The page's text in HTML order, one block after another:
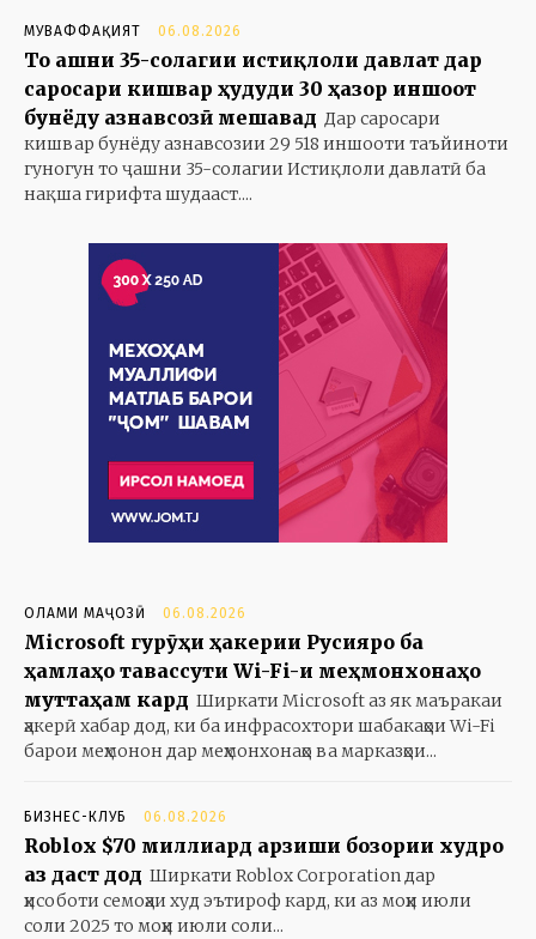
МУВАФФАҚИЯТ 06.08.2026
То ҷашни 35-солагии истиқлоли давлат дар
саросари кишвар ҳудуди 30 ҳазор иншоот
бунёду азнавсозӣ мешавад Дар саросари
кишвар бунёду азнавсозии 29 518 иншооти таъйиноти
гуногун то ҷашни 35-солагии Истиқлоли давлатӣ ба
нақша гирифта шудааст....
ОЛАМИ МАҶОЗӢ 06.08.2026
Microsoft гурӯҳи ҳакерии Русияро ба
ҳамлаҳо тавассути Wi-Fi-и меҳмонхонаҳо
муттаҳам кард Ширкати Microsoft аз як маъракаи
ҳакерӣ хабар дод, ки ба инфрасохтори шабакаҳои Wi-Fi
барои меҳмонон дар меҳмонхонаҳо ва марказҳои...
БИЗНЕС-КЛУБ 06.08.2026
Roblox $70 миллиард арзиши бозории худро
аз даст дод Ширкати Roblox Corporation дар
ҳисоботи семоҳаи худ эътироф кард, ки аз моҳи июли
соли 2025 то моҳи июли соли...